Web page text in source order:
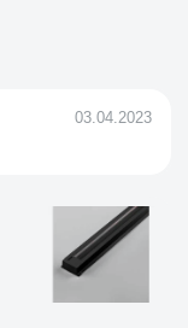
03.04.2023